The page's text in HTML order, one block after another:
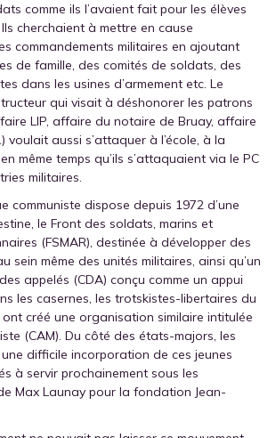
comme ils l’avaient fait pour les élèves
cherchaient à mettre en cause
commandements militaires en ajoutant
de famille, des comités de soldats, des
dans les usines d’armement etc. Le
qui visait à déshonorer les patrons
LIP, affaire du notaire de Bruay, affaire
voulait aussi s’attaquer à l’école, à la
même temps qu’ils s’attaquaient via le PC
militaires.
communiste dispose depuis 1972 d’une
le Front des soldats, marins et
(FSMAR), destinée à développer des
sein même des unités militaires, ainsi qu’un
appelés (CDA) conçu comme un appui
les casernes, les trotskistes-libertaires du
créé une organisation similaire intitulée
(CAM). Du côté des états-majors, les
difficile incorporation de ces jeunes
à servir prochainement sous les
Max Launay pour la fondation Jean-